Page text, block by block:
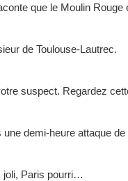
que le Moulin
de Toulouse-Lautrec.
suspect. Regardez
une demi-heure attaque de
joli, Paris pourri…